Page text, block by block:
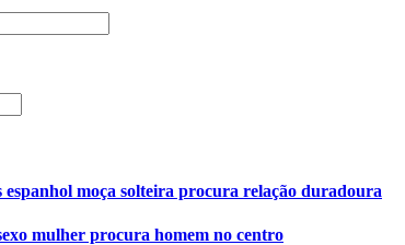
espanhol moça solteira procura relação duradoura
mulher procura homem no centro